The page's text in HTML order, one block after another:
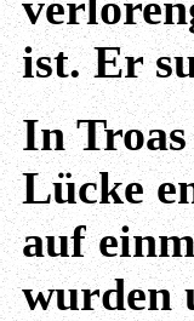
ist. Er
In
Lücke
auf
wurden